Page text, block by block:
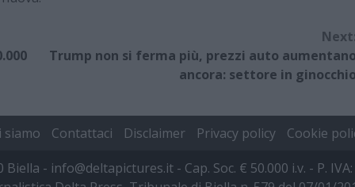
Trump non si ferma più, prezzi auto
ancora: settore in
siamo Contattaci Disclaimer Privacy policy
Cookie
- info@deltapictures.it - Cap. Soc. € 50.000 i.v. - P.